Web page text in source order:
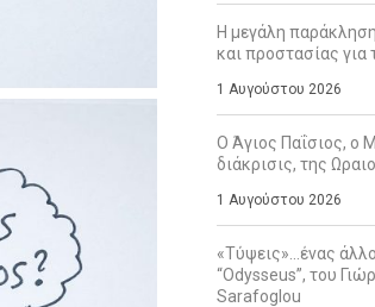
Η μεγάλη
και προστασίας για
1 Αυγούστου 2026
Ο Άγιος Παΐσιος, ο
διάκρισις, της
1 Αυγούστου 2026
«Τύψεις»…ένας
“Odysseus”, του
Sarafoglou